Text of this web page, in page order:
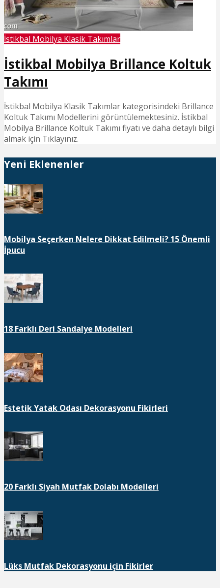
İstikbal Mobilya Klasik Takımlar
İstikbal Mobilya Brillance Koltuk
Takımı
İstikbal Mobilya Klasik Takımlar kategorisindeki Brillance
Koltuk Takımı Modellerini görüntülemektesiniz. İstikbal
Mobilya Brillance Koltuk Takımı fiyatı ve daha detaylı bilgi
almak için Tıklayınız.
Yeni Eklenenler
Mobilya Seçerken Nelere Dikkat Edilmeli? 15 Önemli
İpucu
18 Farklı Deri Sandalye Modelleri
Estetik Yatak Odası Dekorasyonu Fikirleri
20 Farklı Siyah Mutfak Dolabı Modelleri
Lüks Mutfak Dekorasyonu için Fikirler